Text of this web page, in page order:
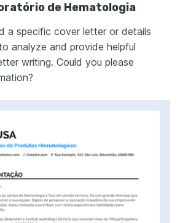
de Hematologia
a specific cover letter or details
analyze and provide helpful
writing. Could you please